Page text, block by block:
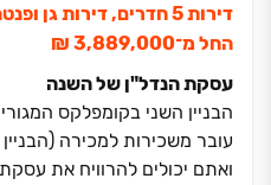
דירות ‏5 חדרים, דירות גן ופנטהאוזים
החל מ־‏3,889,000 ‏₪
עסקת הנדל"ן של השנה
הבניין השני בקומפלקס
עובר משכירות למכירה
ואתם יכולים להרוויח את